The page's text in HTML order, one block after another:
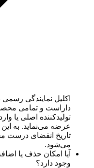
اکلیل نمایندگی رسمی
داراست و تمامی
تولیدکننده اصلی یا
عرضه می‌نماید. به این
تاریخ انقضای درست
می‌شود.
آیا امکان حذف یا
وجود دارد؟